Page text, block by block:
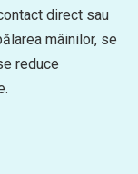
direct sau
mâinilor, se
reduce